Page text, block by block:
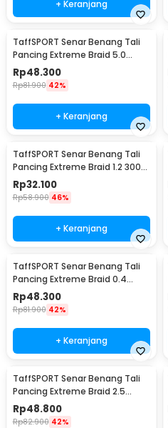
+ Keranjang
TaffSPORT Senar Benang Tali
Pancing Extreme Braid 5.0
500M - FM-PEL
Rp48.300
Rp81.900 42%
+ Keranjang
TaffSPORT Senar Benang Tali
Pancing Extreme Braid 1.2 300M
- FM-PEL
Rp32.100
Rp58.900 46%
+ Keranjang
TaffSPORT Senar Benang Tali
Pancing Extreme Braid 0.4
500M - FM-PEL
Rp48.300
Rp81.900 42%
+ Keranjang
TaffSPORT Senar Benang Tali
Pancing Extreme Braid 2.5
500M - FM-PEL
Rp48.800
Rp82.900 42%